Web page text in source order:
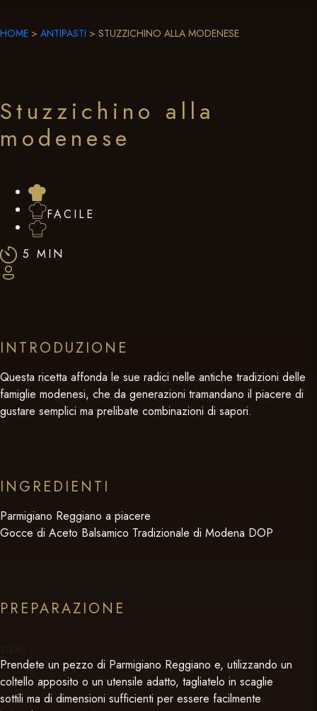
HOME > ANTIPASTI > STUZZICHINO ALLA MODENESE
Stuzzichino alla
modenese
FACILE
5 MIN
INTRODUZIONE
Questa ricetta affonda le sue radici nelle antiche tradizioni delle
famiglie modenesi, che da generazioni tramandano il piacere di
gustare semplici ma prelibate combinazioni di sapori.
INGREDIENTI
Parmigiano Reggiano a piacere
Gocce di Aceto Balsamico Tradizionale di Modena DOP
PREPARAZIONE
STEP 1
Prendete un pezzo di Parmigiano Reggiano e, utilizzando un
coltello apposito o un utensile adatto, tagliatelo in scaglie
sottili ma di dimensioni sufficienti per essere facilmente